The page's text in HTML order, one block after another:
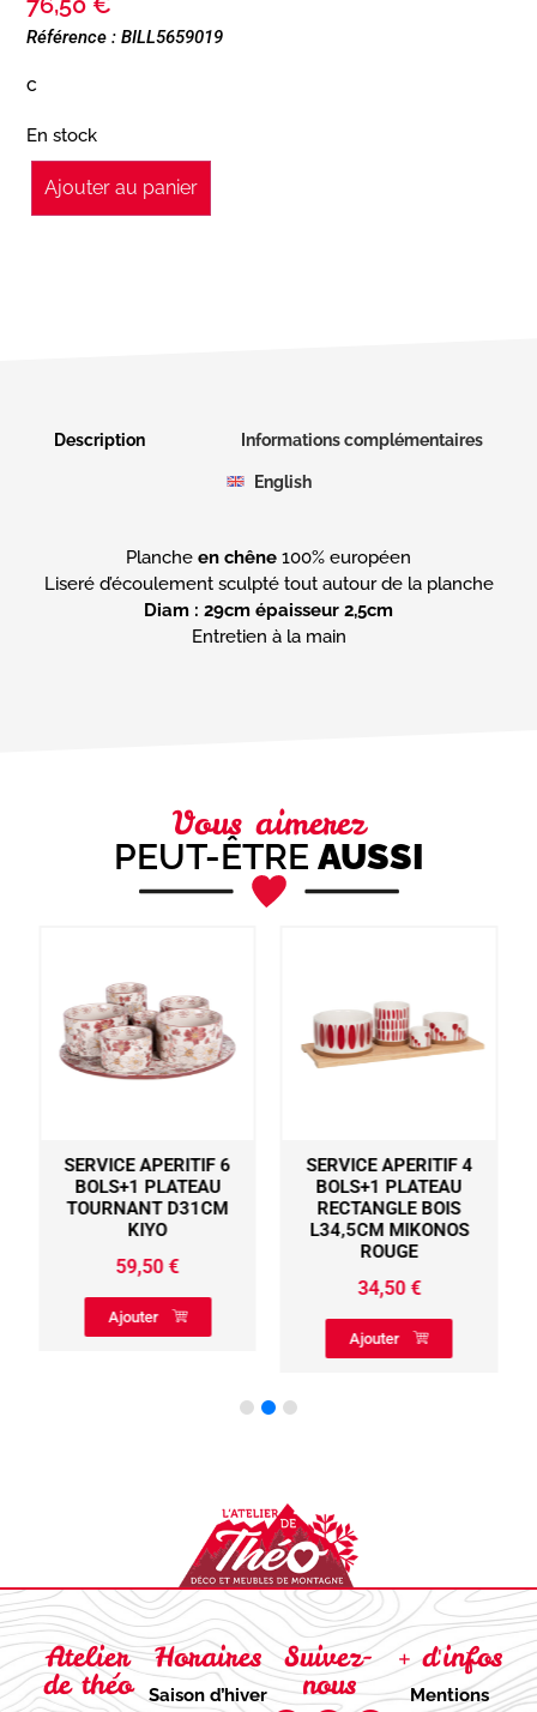
Référence : BILL5659019
c
En stock
Ajouter au panier
Description Informations complémentaires
English
Planche en chêne 100% européen
Liseré d’écoulement sculpté tout autour de la planche
Diam : 29cm épaisseur 2,5cm
Entretien à la main
Vous aimerez
PEUT-ÊTRE AUSSI
SERVICE APERITIF 6
BOLS+1 PLATEAU
TOURNANT D31CM
KIYO
59,50€
Ajouter
SERVICE APERITIF 4
BOLS+1 PLATEAU
RECTANGLE BOIS
L34,5CM MIKONOS
ROUGE
34,50€
Ajouter
Atelier
de théo
Horaires
Saison d’hiver
Suivez-
nous
+ d'infos
Mentions